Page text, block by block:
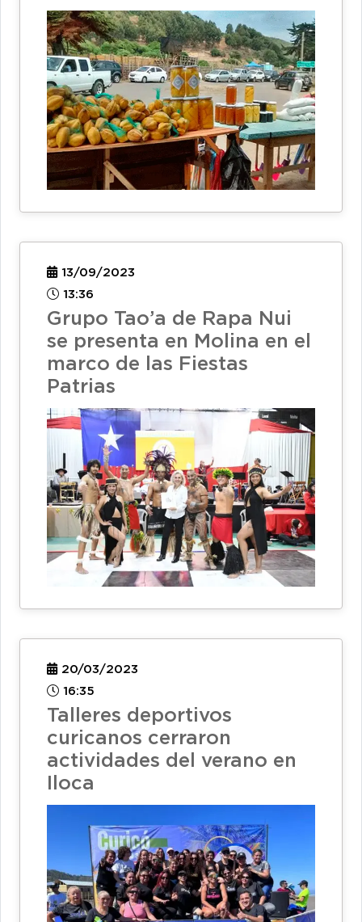
13/09/2023
13:36
Grupo Tao’a de Rapa Nui
se presenta en Molina en el
marco de las Fiestas
Patrias
20/03/2023
16:35
Talleres deportivos
curicanos cerraron
actividades del verano en
Iloca